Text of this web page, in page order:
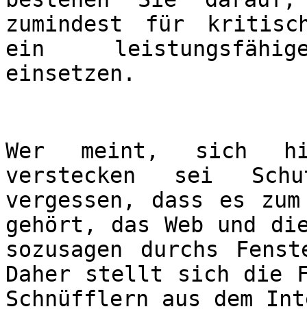
zumindest für
ein
einsetzen.
Wer meint, sich
verstecken sei
vergessen, dass es
gehört, das Web und
sozusagen durchs
Daher stellt sich die
Schnüfflern aus dem